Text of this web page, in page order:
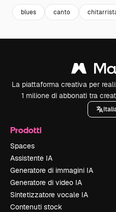
blues canto
La piattaforma creativa per
1 milione di abbonati tra
Prodotti
Spaces
Assistente IA
Generatore di immagini IA
Generatore di video IA
Sintetizzatore vocale IA
Contenuti stock